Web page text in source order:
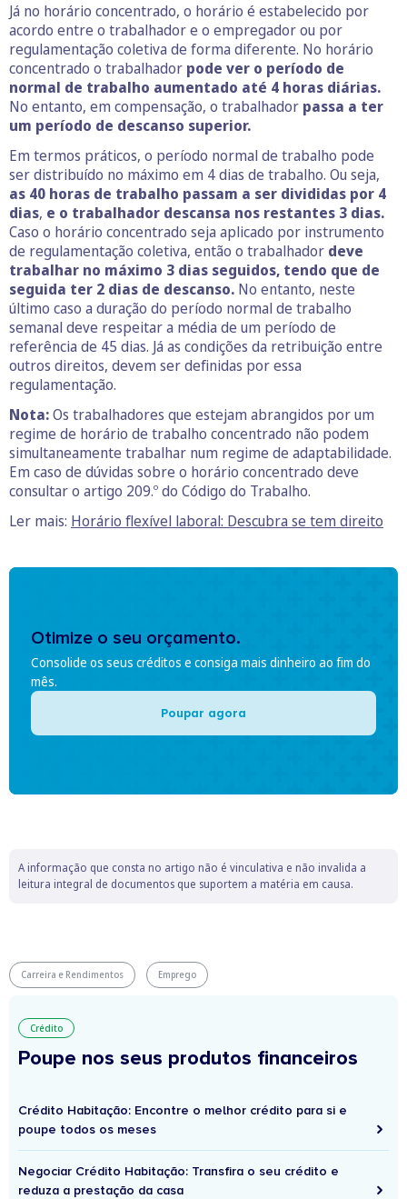
Já no horário concentrado, o horário é estabelecido por
acordo entre o trabalhador e o empregador ou por
regulamentação coletiva de forma diferente. No horário
concentrado o trabalhador pode ver o período de
normal de trabalho aumentado até 4 horas diárias.
No entanto, em compensação, o trabalhador passa a ter
um período de descanso superior.
Em termos práticos, o período normal de trabalho pode
ser distribuído no máximo em 4 dias de trabalho. Ou seja,
as 40 horas de trabalho passam a ser divididas por 4
dias, e o trabalhador descansa nos restantes 3 dias.
Caso o horário concentrado seja aplicado por instrumento
de regulamentação coletiva, então o trabalhador deve
trabalhar no máximo 3 dias seguidos, tendo que de
seguida ter 2 dias de descanso. No entanto, neste
último caso a duração do período normal de trabalho
semanal deve respeitar a média de um período de
referência de 45 dias. Já as condições da retribuição entre
outros direitos, devem ser definidas por essa
regulamentação.
Nota:Os trabalhadores que estejam abrangidos por um
regime de horário de trabalho concentrado não podem
simultaneamente trabalhar num regime de adaptabilidade.
Em caso de dúvidas sobre o horário concentrado deve
consultar o artigo 209.º do Código do Trabalho.
Ler mais: Horário flexível laboral: Descubra se tem direito
Otimize o seu orçamento.
Consolide os seus créditos e consiga mais dinheiro ao fim do
mês.
Poupar agora
A informação que consta no artigo não é vinculativa e não invalida a
leitura integral de documentos que suportem a matéria em causa.
Carreira e Rendimentos Emprego
Crédito
Poupe nos seus produtos financeiros
Crédito Habitação: Encontre o melhor crédito para si e
poupe todos os meses
Negociar Crédito Habitação: Transfira o seu crédito e
reduza a prestação da casa